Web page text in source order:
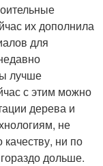
их дополнила
для
лучше
с этим можно
дерева и
не
ни по
дольше.